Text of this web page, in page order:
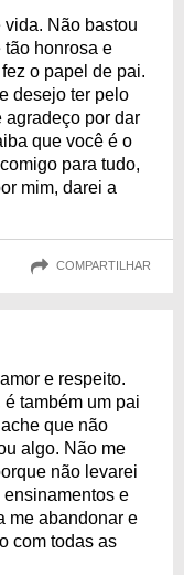
vida. Não bastou
tão honrosa e
o papel de pai.
desejo ter pelo
agradeço por dar
que você é o
para tudo,
mim, darei a
COMPARTILHAR
e respeito.
também um pai
que não
algo. Não me
não levarei
e
me abandonar e
com todas as